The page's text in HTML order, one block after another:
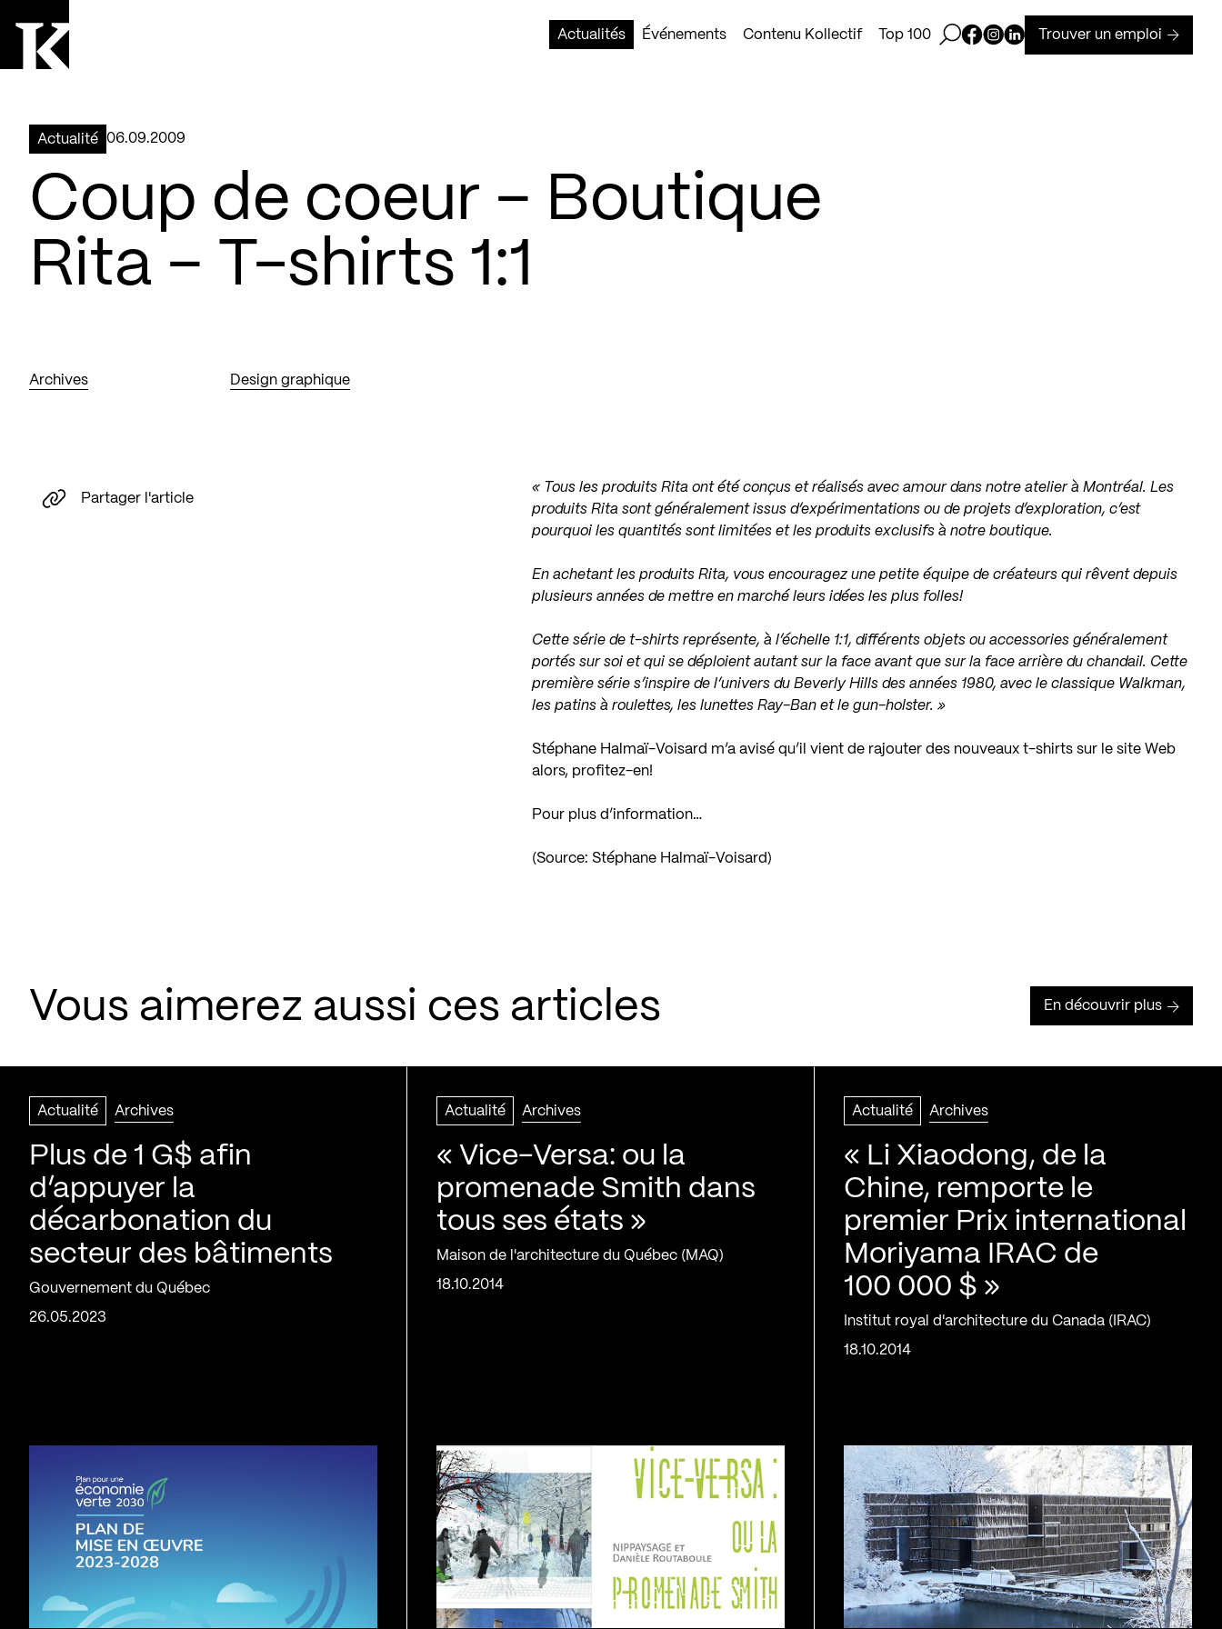
Actualités
Événements Contenu Kollectif Top 100 Ouvrir la barre de recherche
Page Facebook de Kollectif
Page Instagram de Kollectif
Page Linkedin de Kollectif
Trouver un emploi
Actualité 06.09.2009
Coup de coeur – Boutique
Rita – T-shirts 1:1
Archives Design graphique
« Tous les produits Rita ont été conçus et réalisés avec amour dans notre atelier à Montréal. Les
produits Rita sont généralement issus d’expérimentations ou de projets d’exploration, c’est
pourquoi les quantités sont limitées et les produits exclusifs à notre boutique.
En achetant les produits Rita, vous encouragez une petite équipe de créateurs qui rêvent depuis
plusieurs années de mettre en marché leurs idées les plus folles!
Cette série de t-shirts représente, à l’échelle 1:1, différents objets ou accessories généralement
portés sur soi et qui se déploient autant sur la face avant que sur la face arrière du chandail. Cette
première série s’inspire de l’univers du Beverly Hills des années 1980, avec le classique Walkman,
les patins à roulettes, les lunettes Ray-Ban et le gun-holster. »
Stéphane Halmaï-Voisard m’a avisé qu’il vient de rajouter des nouveaux t-shirts sur le site Web
alors, profitez-en!
Pour plus d’information…
(Source: Stéphane Halmaï-Voisard)
Partager l'article
Vous aimerez aussi ces articles En découvrir plus
Actualité Archives
Plus de 1 G$ afin
d’appuyer la
décarbonation du
secteur des bâtiments
Gouvernement du Québec
26.05.2023
Actualité Archives
« Vice-Versa: ou la
promenade Smith dans
tous ses états »
Maison de l'architecture du Québec (MAQ)
18.10.2014
Actualité Archives
« Li Xiaodong, de la
Chine, remporte le
premier Prix international
Moriyama IRAC de
100 000 $ »
Institut royal d'architecture du Canada (IRAC)
18.10.2014